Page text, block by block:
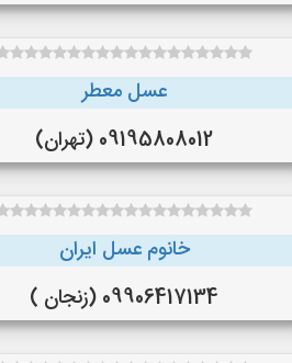
عسل معطر
09195808012 (تهران)
خانوم عسل ایران
09906417134 (زنجان )